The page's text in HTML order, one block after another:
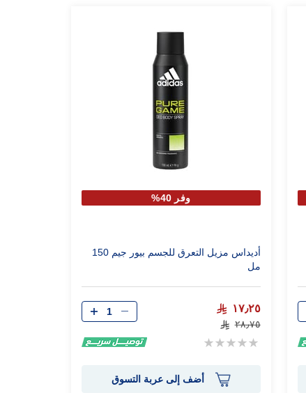
وفر 40%
أديداس مزيل التعرق للجسم بيور جيم 150
مل
١٧٫٢٥
٢٨٫٧٥
Rating:
الكمية
أضف إلى عربة التسوق